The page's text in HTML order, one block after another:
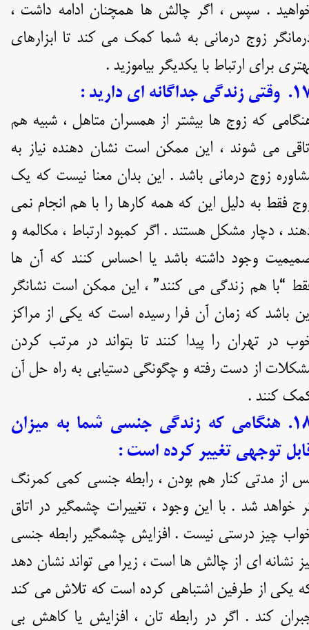
. سپس ، اگر چالش ها همچنان ادامه داشت ،
زوج درمانی به شما کمک می کند تا ابزارهای
برای ارتباط با یکدیگر بیاموزید .
جداگانه ای دارید :
که زوج ها بیشتر از همسران متاهل ، شبیه هم
می شوند ، این ممکن است نشان دهنده نیاز به
زوج درمانی باشد . این بدان معنا نیست که یک
فقط به دلیل این که همه کارها را با هم انجام نمی
، دچار مشکل هستند . اگر کمبود ارتباط ، مکالمه و
وجود داشته باشد یا احساس کنند که آن ها
“با هم زندگی می کنند” ، این ممکن است نشانگر
باشد که زمان آن فرا رسیده است که یکی از مراکز
در تهران را پیدا کنند تا بتواند در مرتب کردن
از دست رفته و چگونگی دستیابی به راه حل آن
کنند .
۱۸. هنگامی که زندگی جنسی شما به میزان
توجهی تغییر کرده است :
از مدتی کنار هم بودن ، رابطه جنسی کمی کمرنگ
خواهد شد . با این وجود ، تغییرات چشمگیر در اتاق
چیز درستی نیست . افزایش چشمگیر رابطه جنسی
نشانه ای از چالش ها است ، زیرا می تواند نشان دهد
یکی از طرفین اشتباهی کرده است که تلاش می کند
کند . اگر در رابطه تان ، افزایش یا کاهش بی